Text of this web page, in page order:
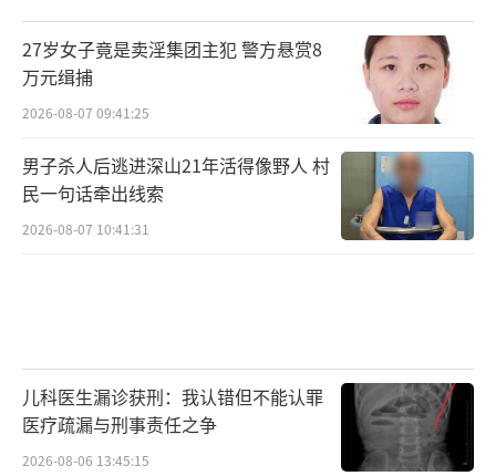
27岁女子竟是卖淫集团主犯 警方悬赏8
万元缉捕
2026-08-07 09:41:25
男子杀人后逃进深山21年活得像野人 村
民一句话牵出线索
2026-08-07 10:41:31
儿科医生漏诊获刑：我认错但不能认罪
医疗疏漏与刑事责任之争
2026-08-06 13:45:15